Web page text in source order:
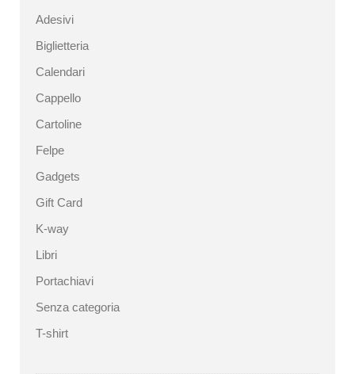
Adesivi
Biglietteria
Calendari
Cappello
Cartoline
Felpe
Gadgets
Gift Card
K-way
Libri
Portachiavi
Senza categoria
T-shirt